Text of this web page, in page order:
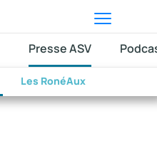
Presse ASV
Les RonéAux